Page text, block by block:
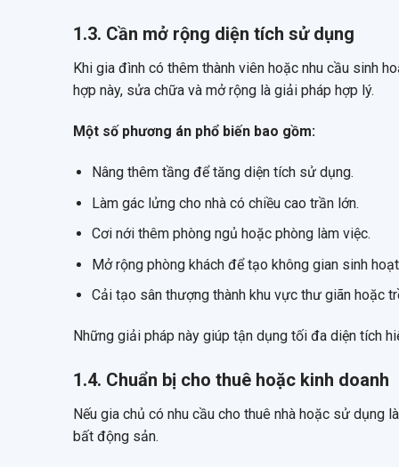
1.3. Cần mở rộng diện tích sử dụng
Khi gia đình có thêm thành viên hoặc nhu cầu sinh
hợp này, sửa chữa và mở rộng là giải pháp hợp lý.
Một số phương án phổ biến bao gồm:
Nâng thêm tầng để tăng diện tích sử dụng.
Làm gác lửng cho nhà có chiều cao trần lớn.
Cơi nới thêm phòng ngủ hoặc phòng làm việc.
Mở rộng phòng khách để tạo không gian sinh
Cải tạo sân thượng thành khu vực thư giãn hoặc
Những giải pháp này giúp tận dụng tối đa diện tích
1.4. Chuẩn bị cho thuê hoặc kinh doanh
Nếu gia chủ có nhu cầu cho thuê nhà hoặc sử dụng
bất động sản.